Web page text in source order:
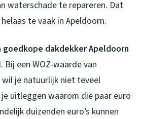
waterschade te repareren. Dat
te vaak in Apeldoorn.
goedkope dakdekker Apeldoorn
Bij een WOZ-waarde van
je natuurlijk niet teveel
uitleggen waarom die paar euro
duizenden euro’s kunnen